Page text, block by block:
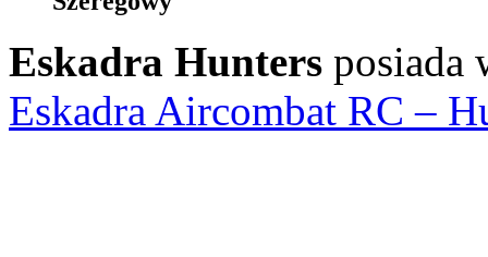
Eskadra Hunters posiada
Eskadra Aircombat RC –